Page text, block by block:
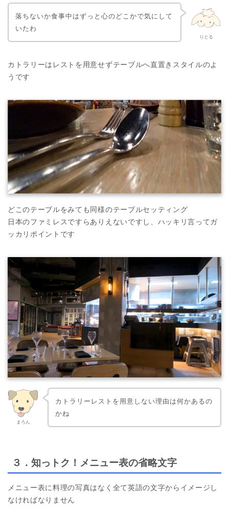
りとる
落ちないか食事中はずっと心のどこかで気にして
いたわ
カトラリーはレストを用意せずテーブルへ直置きスタイルのよ
うです
どこのテーブルをみても同様のテーブルセッティング
日本のファミレスですらありえないですし、ハッキリ言ってガ
ッカリポイントです
まろん
カトラリーレストを用意しない理由は何かあるの
かね
３．知っトク！メニュー表の省略文字
メニュー表に料理の写真はなく全て英語の文字からイメージし
なければなりません